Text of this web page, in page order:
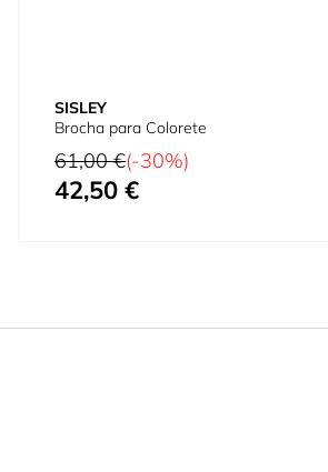
SISLEY
Brocha para Colorete
Precio habitual
61,00 €(-30%)
Precio especial
42,50 €